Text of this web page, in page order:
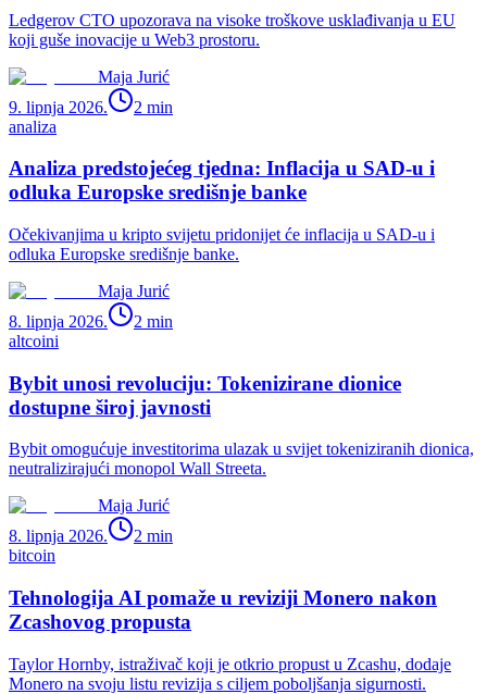
Ledgerov CTO upozorava na visoke troškove usklađivanja u EU
koji guše inovacije u Web3 prostoru.
Maja Jurić
9. lipnja 2026.
2 min
analiza
Analiza predstojećeg tjedna: Inflacija u SAD-u i
odluka Europske središnje banke
Očekivanjima u kripto svijetu pridonijet će inflacija u SAD-u i
odluka Europske središnje banke.
Maja Jurić
8. lipnja 2026.
2 min
altcoini
Bybit unosi revoluciju: Tokenizirane dionice
dostupne široj javnosti
Bybit omogućuje investitorima ulazak u svijet tokeniziranih dionica,
neutralizirajući monopol Wall Streeta.
Maja Jurić
8. lipnja 2026.
2 min
bitcoin
Tehnologija AI pomaže u reviziji Monero nakon
Zcashovog propusta
Taylor Hornby, istraživač koji je otkrio propust u Zcashu, dodaje
Monero na svoju listu revizija s ciljem poboljšanja sigurnosti.